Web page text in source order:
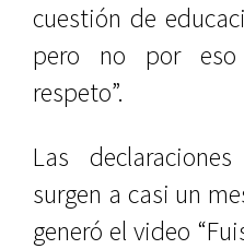
cuestión de
pero no por
respeto”.
Las
surgen a casi un
generó el video